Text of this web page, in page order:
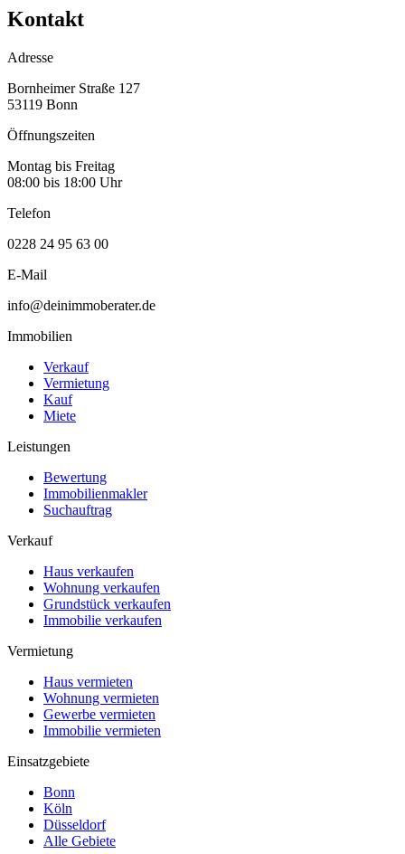
Kontakt
Adresse
Bornheimer Straße 127
53119 Bonn
Öffnungszeiten
Montag bis Freitag
08:00 bis 18:00 Uhr
Telefon
0228 24 95 63 00
E-Mail
info@deinimmoberater.de
Immobilien
Verkauf
Vermietung
Kauf
Miete
Leistungen
Bewertung
Immobilienmakler
Suchauftrag
Verkauf
Haus verkaufen
Wohnung verkaufen
Grundstück verkaufen
Immobilie verkaufen
Vermietung
Haus vermieten
Wohnung vermieten
Gewerbe vermieten
Immobilie vermieten
Einsatzgebiete
Bonn
Köln
Düsseldorf
Alle Gebiete